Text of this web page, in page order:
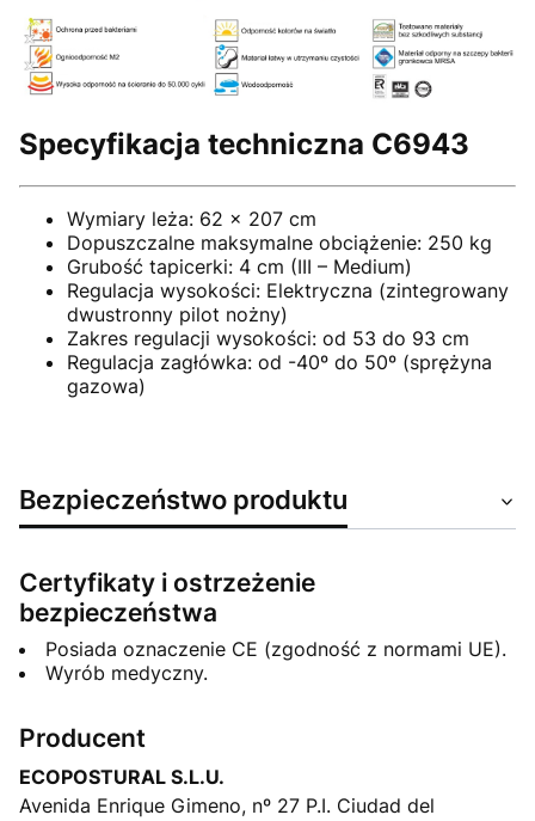
Specyfikacja techniczna C6943
Wymiary leża: 62 x 207 cm
Dopuszczalne maksymalne obciążenie: 250 kg
Grubość tapicerki: 4 cm (III – Medium)
Regulacja wysokości: Elektryczna (zintegrowany
dwustronny pilot nożny)
Zakres regulacji wysokości: od 53 do 93 cm
Regulacja zagłówka: od -40º do 50º (sprężyna
gazowa)
Bezpieczeństwo produktu
Certyfikaty i ostrzeżenie
bezpieczeństwa
Posiada oznaczenie CE (zgodność z normami UE).
Wyrób medyczny.
Producent
ECOPOSTURAL S.L.U.
Avenida Enrique Gimeno, nº 27 P.I. Ciudad del